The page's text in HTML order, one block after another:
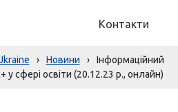
Контакти
› Новини ›
Інформаційний
сфері освіти (20.12.23 р., онлайн)